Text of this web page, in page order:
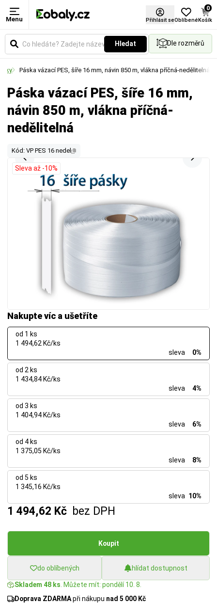
Menu Přihlásit seOblíbené
0
Košík
Hledat Dle rozměrů
Páska vázací PES, šíře 16 mm, návin 850 m, vlákna příčná-nedělitelná
Páska vázací PES, šíře 16 mm,
návin 850 m, vlákna příčná-
nedělitelná
Kód: VP PES 16 nedel
Nakupte víc a ušetříte
od 1 ks
1 494,62 Kč/ks
sleva
0%
od 2 ks
1 434,84 Kč/ks
sleva
4%
od 3 ks
1 404,94 Kč/ks
sleva
6%
od 4 ks
1 375,05 Kč/ks
sleva
8%
od 5 ks
1 345,16 Kč/ks
sleva 10%
1 494,62 Kč bez DPH
Koupit
do oblíbených hlídat dostupnost
Skladem 48 ks . Můžete mít: pondělí 10. 8.
Doprava ZDARMApři nákupu nad 5 000 Kč
Sleva až -10%